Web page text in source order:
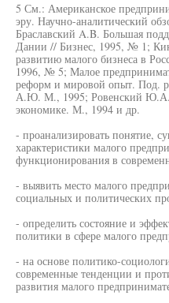
5 См.: Американское
эру. Научно-аналитический
Браславский A.B. Большая
Дании // Бизнес, 1995, № 1;
развитию малого бизнеса в
1996, № 5; Малое
реформ и мировой опыт. Под.
А.Ю. М., 1995; Ровенский Ю.А.
экономике. М., 1994 и др.
- проанализировать понятие,
характеристики малого
функционирования в
- выявить место малого
социальных и политических
- определить состояние и
политики в сфере малого
- на основе политико-
современные тенденции и
развития малого